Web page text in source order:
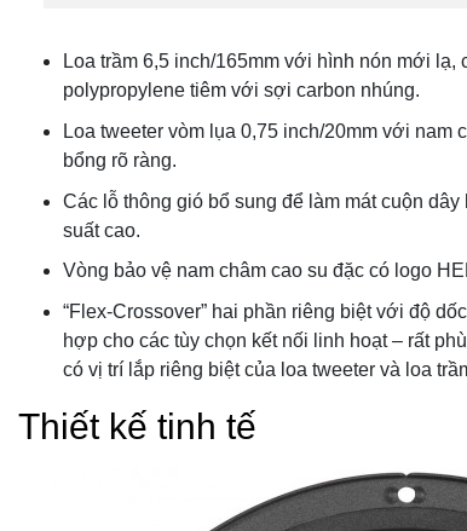
Loa trầm 6,5 inch/165mm với hình nón mới
polypropylene tiêm với sợi carbon nhúng.
Loa tweeter vòm lụa 0,75 inch/20mm với nam
bổng rõ ràng.
Các lỗ thông gió bổ sung để làm mát cuộn
suất cao.
Vòng bảo vệ nam châm cao su đặc có logo
“Flex-Crossover” hai phần riêng biệt với độ
hợp cho các tùy chọn kết nối linh hoạt – rất
có vị trí lắp riêng biệt của loa tweeter và loa
Thiết kế tinh tế